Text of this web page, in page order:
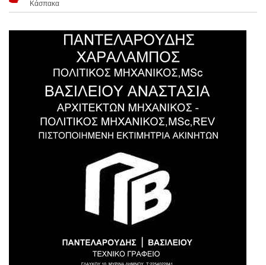
Κάσπακα